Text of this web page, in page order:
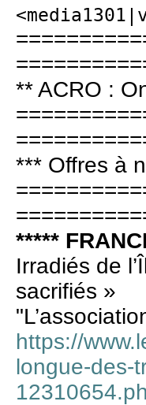
** ACRO :
*** Offres à
*****
Irradiés de
sacrifiés »
https://
longue-des-